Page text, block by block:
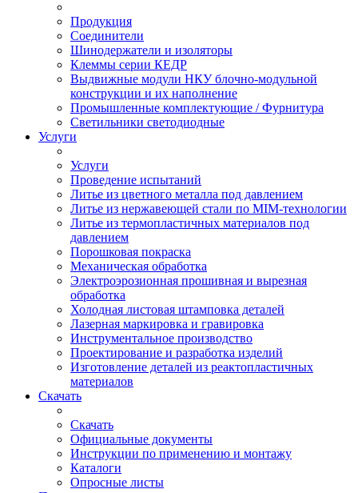
Продукция
Соединители
Шинодержатели и изоляторы
Клеммы серии КЕДР
Выдвижные модули НКУ блочно-модульной
конструкции и их наполнение
Промышленные комплектующие / Фурнитура
Светильники светодиодные
Услуги
Услуги
Проведение испытаний
Литье из цветного металла под давлением
Литье из нержавеющей стали по MIM-технологии
Литье из термопластичных материалов под
давлением
Порошковая покраска
Механическая обработка
Электроэрозионная прошивная и вырезная
обработка
Холодная листовая штамповка деталей
Лазерная маркировка и гравировка
Инструментальное производство
Проектирование и разработка изделий
Изготовление деталей из реактопластичных
материалов
Скачать
Скачать
Официальные документы
Инструкции по применению и монтажу
Каталоги
Опросные листы